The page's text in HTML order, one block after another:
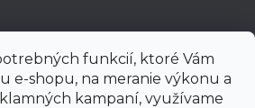
funkcií, ktoré Vám
e-shopu, na meranie výkonu a
kampaní, využívame